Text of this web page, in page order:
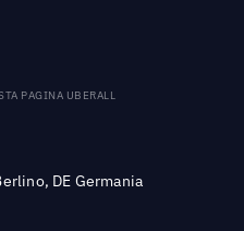
PAGINA UBERALL
DE Germania